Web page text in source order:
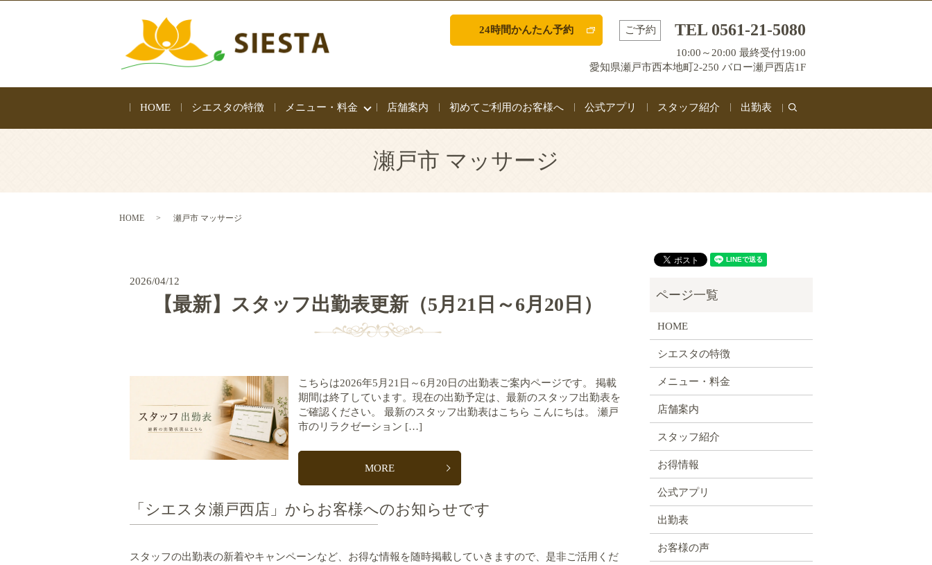
24時間かんたん予約 ご予約 TEL 0561-21-5080
10:00～20:00 最終受付19:00
愛知県瀬戸市西本地町2-250 バロー瀬戸西店1F
HOME シエスタの特徴 メニュー・料金 店舗案内 初めてご利用のお客様へ 公式アプリ スタッフ紹介 出勤表
search
瀬戸市 マッサージ
HOME 瀬戸市 マッサージ
2026/04/12
【最新】スタッフ出勤表更新（5月21日～6月20日）
こちらは2026年5月21日～6月20日の出勤表ご案内ページです。 掲載
期間は終了しています。現在の出勤予定は、最新のスタッフ出勤表を
ご確認ください。 最新のスタッフ出勤表はこちら こんにちは。 瀬戸
市のリラクゼーション […]
MORE
「シエスタ瀬戸西店」からお客様へのお知らせです
スタッフの出勤表の新着やキャンペーンなど、お得な情報を随時掲載していきますので、是非ご活用くだ
HOME
シエスタの特徴
メニュー・料金
店舗案内
スタッフ紹介
お得情報
公式アプリ
出勤表
お客様の声